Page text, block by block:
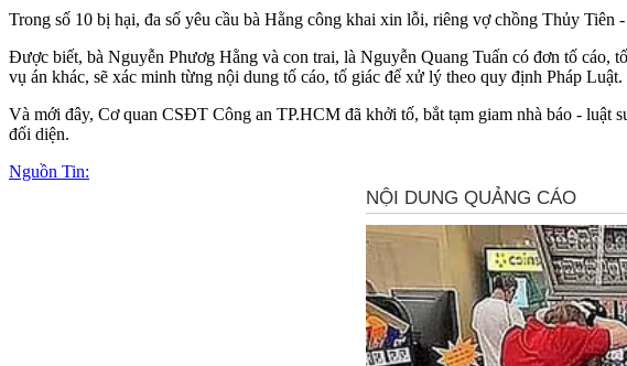
Trong số 10 bị hại, đa số yêu cầu bà Hằng công khai xin lỗi, riêng vợ chồng Thủy
Được biết, bà Nguyễn Phươg Hằng và con trai, là Nguyễn Quang Tuấn có đơn tố cáo,
vụ án khác, sẽ xác minh từng nội dung tố cáo, tố giác để xử lý theo quy định Pháp Luật.
Và mới đây, Cơ quan CSĐT Công an TP.HCM đã khởi tố, bắt tạm giam nhà báo -
đối diện.
Nguồn Tin: